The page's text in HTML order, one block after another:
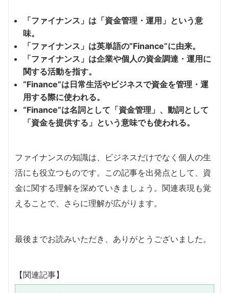
「ファイナンス」は「資金管理・運用」という意
味。
「ファイナンス」は英単語の”Finance”に由来。
「ファイナンス」は企業や個人の資金調達・運用に
関する活動を指す。
“Finance”は日常生活やビジネスで資金を管理・運
用する際に使われる。
“Finance”は名詞として「資金管理」、動詞として
「資金を提供する」という意味でも使われる。
ファイナンスの知識は、ビジネスだけでなく個人の生
活にも役立つものです。この記事を出発点として、資
金に関する理解を深めていきましょう。関連表現も覚
えることで、さらに理解が広がります。
最後までお読みいただき、ありがとうございました。
【関連記事】